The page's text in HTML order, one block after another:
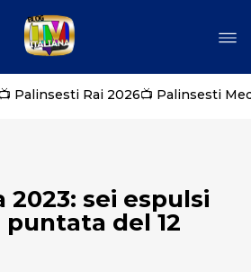
📺 Palinsesti Rai 2026📺 Palinsesti
2023: sei espulsi
del 12